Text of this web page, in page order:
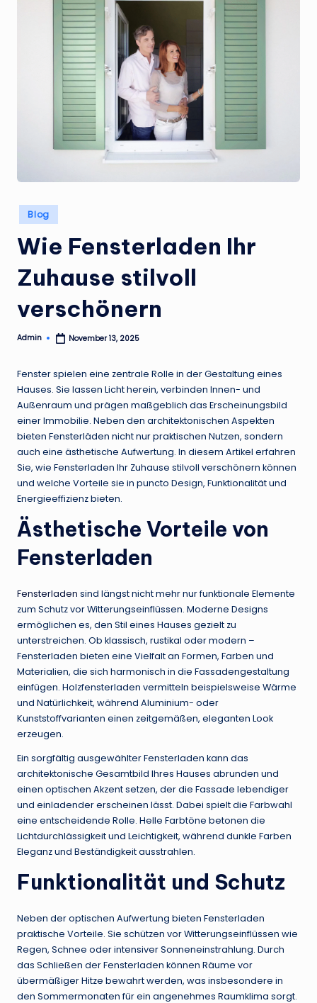
Posted
in
Blog
Wie Fensterladen Ihr
Zuhause stilvoll
verschönern
Posted
Admin November 13, 2025
Fenster spielen eine zentrale Rolle in der Gestaltung eines
Hauses. Sie lassen Licht herein, verbinden Innen- und
Außenraum und prägen maßgeblich das Erscheinungsbild
einer Immobilie. Neben den architektonischen Aspekten
bieten Fensterläden nicht nur praktischen Nutzen, sondern
auch eine ästhetische Aufwertung. In diesem Artikel erfahren
Sie, wie Fensterladen Ihr Zuhause stilvoll verschönern können
und welche Vorteile sie in puncto Design, Funktionalität und
Energieeffizienz bieten.
Ästhetische Vorteile von
Fensterladen
Fensterladen sind längst nicht mehr nur funktionale Elemente
zum Schutz vor Witterungseinflüssen. Moderne Designs
ermöglichen es, den Stil eines Hauses gezielt zu
unterstreichen. Ob klassisch, rustikal oder modern –
Fensterladen bieten eine Vielfalt an Formen, Farben und
Materialien, die sich harmonisch in die Fassadengestaltung
einfügen. Holzfensterladen vermitteln beispielsweise Wärme
und Natürlichkeit, während Aluminium- oder
Kunststoffvarianten einen zeitgemäßen, eleganten Look
erzeugen.
Ein sorgfältig ausgewählter Fensterladen kann das
architektonische Gesamtbild Ihres Hauses abrunden und
einen optischen Akzent setzen, der die Fassade lebendiger
und einladender erscheinen lässt. Dabei spielt die Farbwahl
eine entscheidende Rolle. Helle Farbtöne betonen die
Lichtdurchlässigkeit und Leichtigkeit, während dunkle Farben
Eleganz und Beständigkeit ausstrahlen.
Funktionalität und Schutz
Neben der optischen Aufwertung bieten Fensterladen
praktische Vorteile. Sie schützen vor Witterungseinflüssen wie
Regen, Schnee oder intensiver Sonneneinstrahlung. Durch
das Schließen der Fensterladen können Räume vor
übermäßiger Hitze bewahrt werden, was insbesondere in
den Sommermonaten für ein angenehmes Raumklima sorgt.